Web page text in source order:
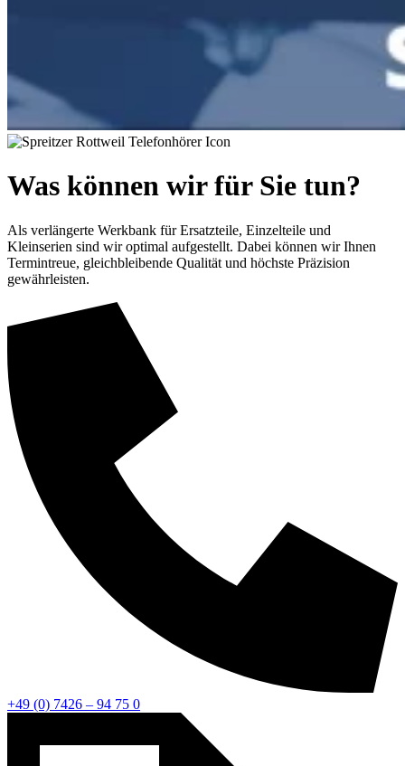
Was können wir für Sie tun?
Als verlängerte Werkbank für Ersatzteile, Einzelteile und
Kleinserien sind wir optimal aufgestellt. Dabei können wir Ihnen
Termintreue, gleichbleibende Qualität und höchste Präzision
gewährleisten.
+49 (0) 7426 – 94 75 0